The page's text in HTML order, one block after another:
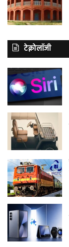
टेक्नोलॉजी